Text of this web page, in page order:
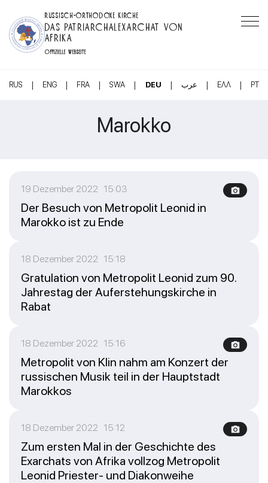
RUSSISCH-ORTHODOXE KIRCHE
DAS PATRIARCHALEXARCHAT VON
AFRIKA
OFFIZIELLE WEBSEITE
RUS | ENG | FRA | SWA | DEU | عرب | ΕΛΛ | PT
Marokko
19 Dezember 2022 15:03
Der Besuch von Metropolit Leonid in
Marokko ist zu Ende
18 Dezember 2022 15:18
Gratulation von Metropolit Leonid zum 90.
Jahrestag der Auferstehungskirche in
Rabat
18 Dezember 2022 15:16
Metropolit von Klin nahm am Konzert der
russischen Musik teil in der Hauptstadt
Marokkos
18 Dezember 2022 15:12
Zum ersten Mal in der Geschichte des
Exarchats von Afrika vollzog Metropolit
Leonid Priester- und Diakonweihe